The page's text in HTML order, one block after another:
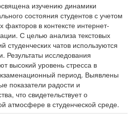
изучению динамики
состояния студентов с учетом
факторов в контексте интернет-
С целью анализа текстовых
студенческих чатов используются
Результаты исследования
высокий уровень стресса в
период. Выявлены
показатели радости и
что свидетельствует о
атмосфере в студенческой среде.